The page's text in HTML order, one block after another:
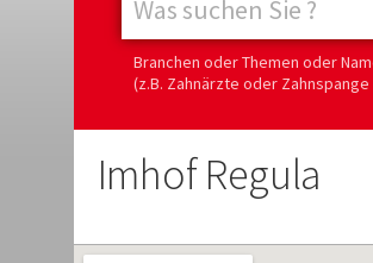
Branchen oder Themen oder
(z.B. Zahnärzte oder
Imhof Regula